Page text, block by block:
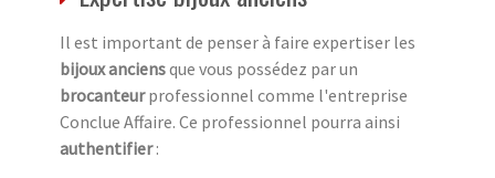
Il est important de penser à faire expertiser les
bijoux anciensque vous possédez par un
brocanteurprofessionnel comme l'entreprise
Conclue Affaire. Ce professionnel pourra ainsi
authentifier: